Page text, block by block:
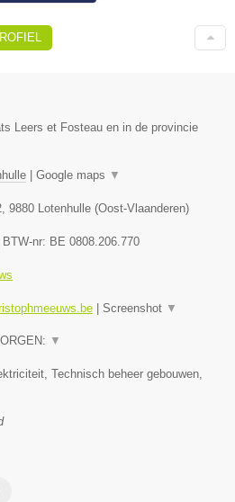
Leers et Fosteau en in de provincie
| Google maps ▼
9880 Lotenhulle (Oost-Vlaanderen)
, BTW-nr: BE 0808.206.770
| Screenshot ▼
▼
Technisch beheer gebouwen,